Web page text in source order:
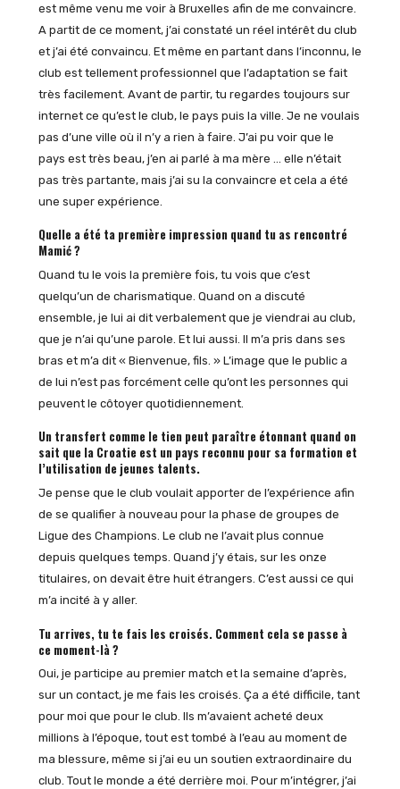
est même venu me voir à Bruxelles afin de me convaincre.
A partit de ce moment, j’ai constaté un réel intérêt du club
et j’ai été convaincu. Et même en partant dans l’inconnu, le
club est tellement professionnel que l’adaptation se fait
très facilement. Avant de partir, tu regardes toujours sur
internet ce qu’est le club, le pays puis la ville. Je ne voulais
pas d’une ville où il n’y a rien à faire. J’ai pu voir que le
pays est très beau, j’en ai parlé à ma mère … elle n’était
pas très partante, mais j’ai su la convaincre et cela a été
une super expérience.
Quelle a été ta première impression quand tu as rencontré
Mamić ?
Quand tu le vois la première fois, tu vois que c’est
quelqu’un de charismatique. Quand on a discuté
ensemble, je lui ai dit verbalement que je viendrai au club,
que je n’ai qu’une parole. Et lui aussi. Il m’a pris dans ses
bras et m’a dit « Bienvenue, fils. » L’image que le public a
de lui n’est pas forcément celle qu’ont les personnes qui
peuvent le côtoyer quotidiennement.
Un transfert comme le tien peut paraître étonnant quand on
sait que la Croatie est un pays reconnu pour sa formation et
l’utilisation de jeunes talents.
Je pense que le club voulait apporter de l’expérience afin
de se qualifier à nouveau pour la phase de groupes de
Ligue des Champions. Le club ne l’avait plus connue
depuis quelques temps. Quand j’y étais, sur les onze
titulaires, on devait être huit étrangers. C’est aussi ce qui
m’a incité à y aller.
Tu arrives, tu te fais les croisés. Comment cela se passe à
ce moment-là ?
Oui, je participe au premier match et la semaine d’après,
sur un contact, je me fais les croisés. Ça a été difficile, tant
pour moi que pour le club. Ils m’avaient acheté deux
millions à l’époque, tout est tombé à l’eau au moment de
ma blessure, même si j’ai eu un soutien extraordinaire du
club. Tout le monde a été derrière moi. Pour m’intégrer, j’ai